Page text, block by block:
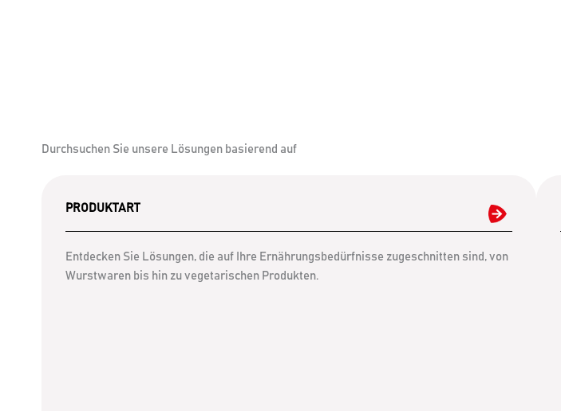
Durchsuchen Sie unsere Lösungen basierend auf
PRODUKTART
Entdecken Sie Lösungen, die auf Ihre Ernährungsbedürfnisse zugeschnitten sind, von
Wurstwaren bis hin zu vegetarischen Produkten.